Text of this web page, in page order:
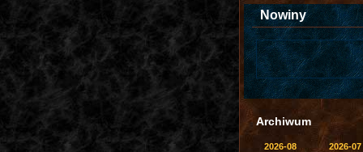
Nowiny
Archiwum
2026-08
2026-07